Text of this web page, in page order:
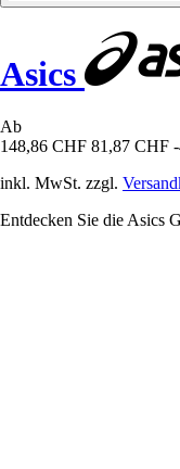
Asics
Ab
148,86 CHF 81,87 CHF
inkl. MwSt. zzgl.
Entdecken Sie die Asics